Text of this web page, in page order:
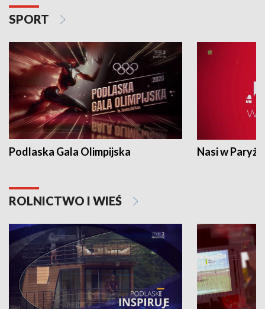
SPORT
Podlaska Gala Olimpijska Nasi w Paryżu
ROLNICTWO I WIEŚ